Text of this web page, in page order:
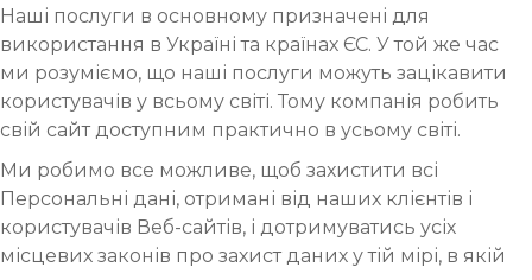
Наші послуги в основному призначені для
використання в Україні та країнах ЄС. У той же час
ми розуміємо, що наші послуги можуть зацікавити
користувачів у всьому світі. Тому компанія робить
свій сайт доступним практично в усьому світі.
Ми робимо все можливе, щоб захистити всі
Персональні дані, отримані від наших клієнтів і
користувачів Веб-сайтів, і дотримуватись усіх
місцевих законів про захист даних у тій мірі, в якій